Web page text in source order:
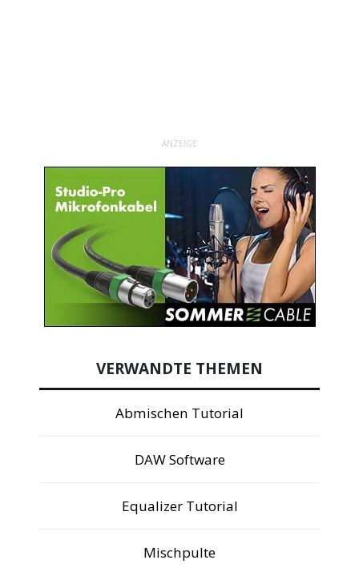
ANZEIGE
VERWANDTE THEMEN
Abmischen Tutorial
DAW Software
Equalizer Tutorial
Mischpulte